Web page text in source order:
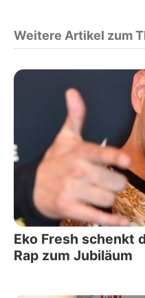
Weitere Artikel zum
Eko Fresh schenkt
Rap zum Jubiläum